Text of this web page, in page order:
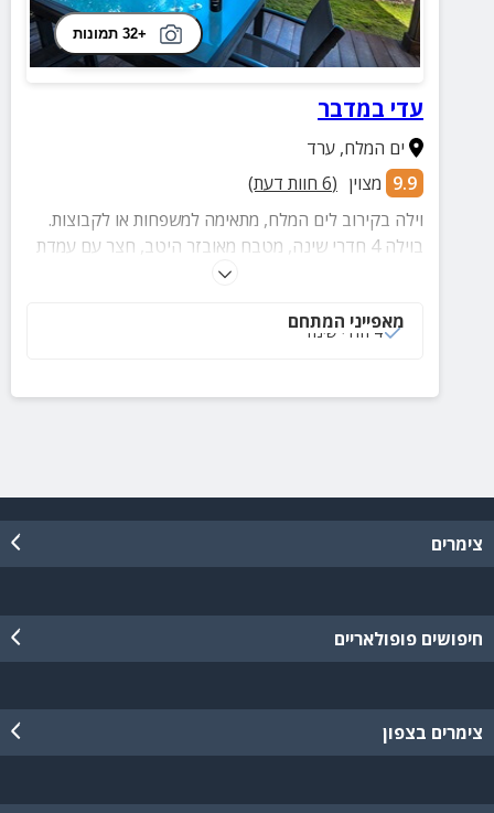
+32 תמונות
עדי במדבר
ים המלח,ערד
9.9 מצוין (
6 חוות דעת)
וילה בקירוב לים המלח, מתאימה למשפחות או לקבוצות.
בוילה 4 חדרי שינה, מטבח מאובזר היטב, חצר עם עמדת
מאפייני המתחם
4 חדרי שינה
צימרים
חיפושים פופולאריים
צימרים בצפון